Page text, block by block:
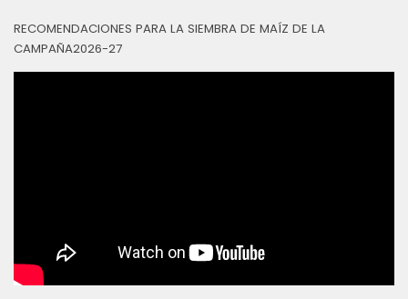
RECOMENDACIONES PARA LA SIEMBRA DE MAÍZ DE LA
CAMPAÑA2026-27